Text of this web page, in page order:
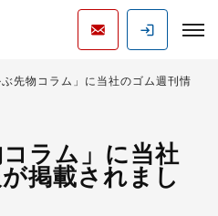
ぶ先物コラム」に当社のゴム週刊情
ラム」に当社
掲載されまし